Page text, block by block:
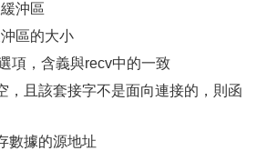
沖區
區的大小
項，含義與recv中的一致
，且該套接字不是面向連接的，則函
數據的源地址